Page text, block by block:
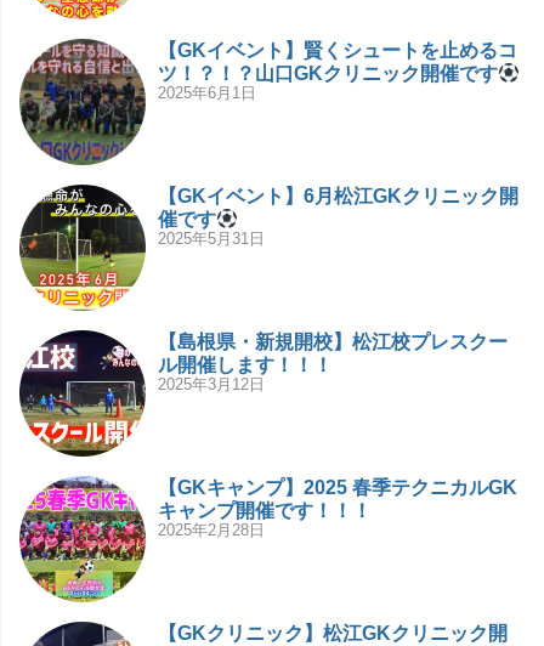
【GKイベント】賢くシュートを止めるコ
ツ！？！？山口GKクリニック開催です
2025年6月1日
【GKイベント】6月松江GKクリニック開
催です
2025年5月31日
【島根県・新規開校】松江校プレスクー
ル開催します！！！
2025年3月12日
【GKキャンプ】2025 春季テクニカルGK
キャンプ開催です！！！
2025年2月28日
【GKクリニック】松江GKクリニック開